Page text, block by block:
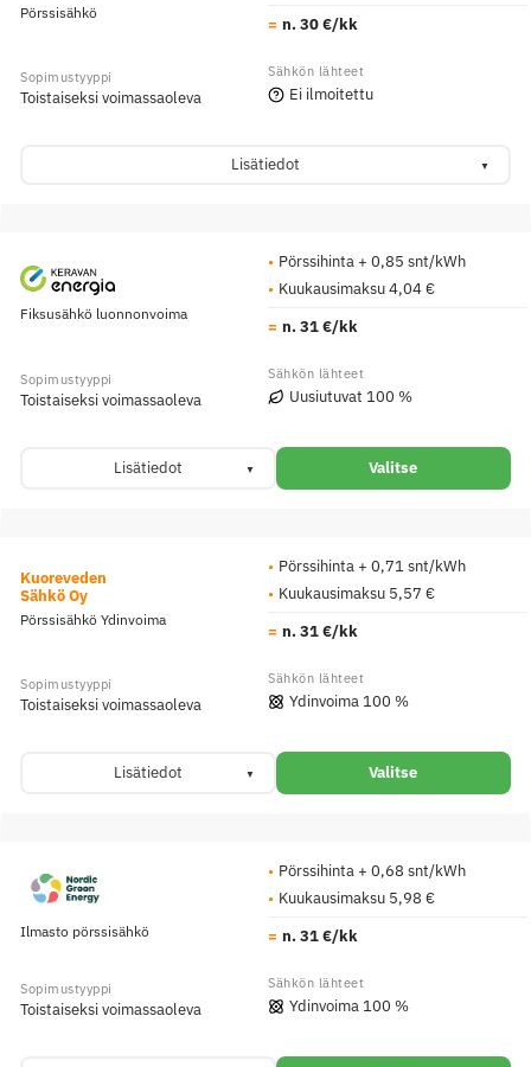
Pörssisähkö
n. 30 €/kk
Toistaiseksi voimassaoleva Ei ilmoitettu
Lisätiedot
Fiksusähkö luonnonvoima
Pörssihinta + 0,85 snt/kWh
Kuukausimaksu 4,04 €
n. 31 €/kk
Toistaiseksi voimassaoleva Uusiutuvat 100 %
Lisätiedot Valitse
Kuoreveden
Sähkö Oy
Pörssisähkö Ydinvoima
Pörssihinta + 0,71 snt/kWh
Kuukausimaksu 5,57 €
n. 31 €/kk
Toistaiseksi voimassaoleva Ydinvoima 100 %
Lisätiedot Valitse
Ilmasto pörssisähkö
Pörssihinta + 0,68 snt/kWh
Kuukausimaksu 5,98 €
n. 31 €/kk
Toistaiseksi voimassaoleva Ydinvoima 100 %